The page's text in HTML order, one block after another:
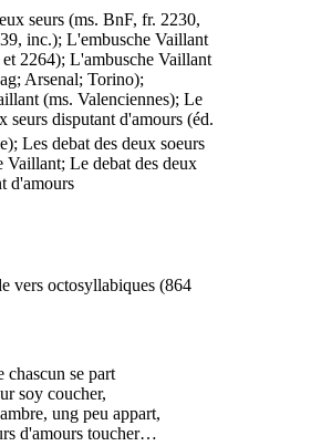
seurs (ms. BnF, fr. 2230,
inc.); L'embusche Vaillant
2264); L'ambusche Vaillant
Arsenal; Torino);
(ms. Valenciennes); Le
seurs disputant d'amours (éd.
Les debat des deux soeurs
Vaillant; Le debat des deux
d'amours
vers octosyllabiques (864
chascun se part
soy coucher,
ung peu appart,
d'amours toucher…